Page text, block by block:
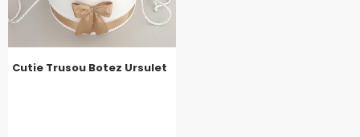
Cutie Trusou Botez Ursulet